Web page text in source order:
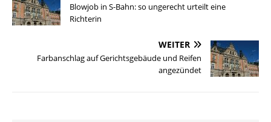
Blowjob in S-Bahn: so ungerecht urteilt eine
Richterin
WEITER
Farbanschlag auf Gerichtsgebäude und Reifen
angezündet